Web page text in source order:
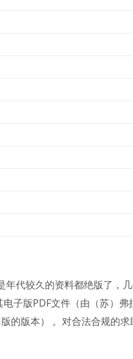
代较久的资料都绝版了，几
电子版PDF文件（由（苏）
的版本） 。对合法合规的